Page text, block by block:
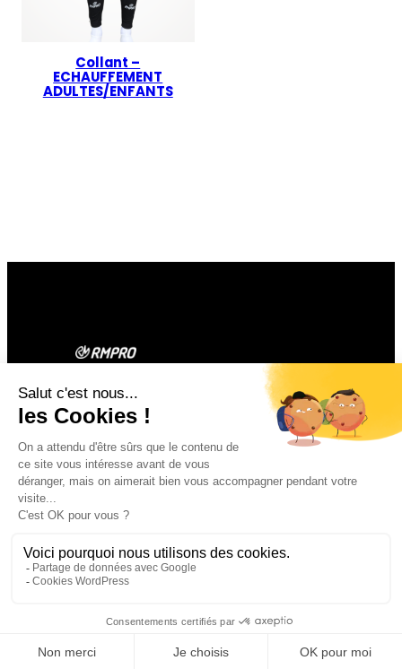
Collant –
ECHAUFFEMENT
ADULTES/ENFANTS
Facebook
Instagram
1 rue du Bouleu
14970 ST AUBIN
D’ARQUENAY
02 31 97 49 09
Mentions légales
Politique de confidentialité
©Design & Développement